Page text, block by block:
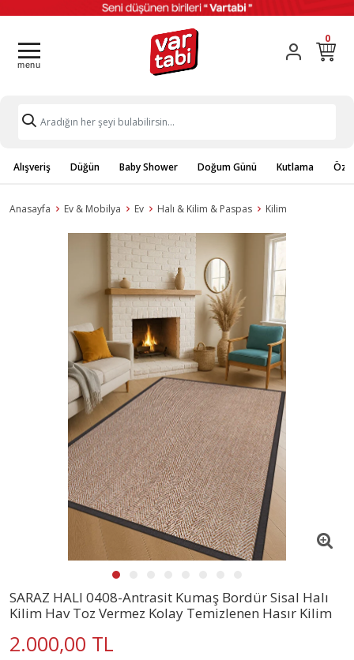
0
Alışveriş Düğün Baby Shower Doğum Günü Kutlama
Anasayfa Ev & Mobilya Ev Halı & Kilim & Paspas Kilim
SARAZ HALI 0408-Antrasit Kumaş Bordür Sisal Halı
Kilim Hav Toz Vermez Kolay Temizlenen Hasır Kilim
2.000,00 TL